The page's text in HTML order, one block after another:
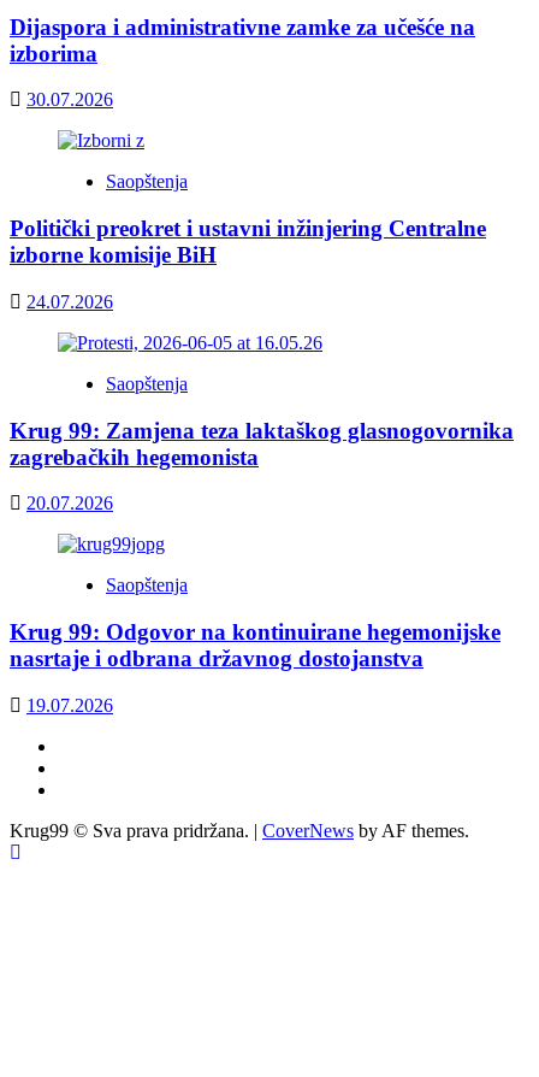
Dijaspora i administrativne zamke za učešće na
izborima
30.07.2026
Saopštenja
Politički preokret i ustavni inžinjering Centralne
izborne komisije BiH
24.07.2026
Saopštenja
Krug 99: Zamjena teza laktaškog glasnogovornika
zagrebačkih hegemonista
20.07.2026
Saopštenja
Krug 99: Odgovor na kontinuirane hegemonijske
nasrtaje i odbrana državnog dostojanstva
19.07.2026
Krug99 © Sva prava pridržana. | CoverNews by AF themes.